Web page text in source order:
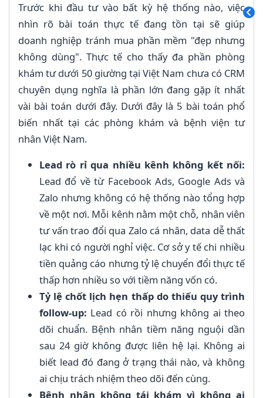
Trước khi đầu tư vào bất kỳ hệ thống nào, việc
nhìn rõ bài toán thực tế đang tồn tại sẽ giúp
doanh nghiệp tránh mua phần mềm "đẹp nhưng
không dùng". Thực tế cho thấy đa phần phòng
khám tư dưới 50 giường tại Việt Nam chưa có CRM
chuyên dụng nghĩa là phần lớn đang gặp ít nhất
vài bài toán dưới đây. Dưới đây là 5 bài toán phổ
biến nhất tại các phòng khám và bệnh viện tư
nhân Việt Nam.
Lead rò rỉ qua nhiều kênh không kết nối:
Lead đổ về từ Facebook Ads, Google Ads và
Zalo nhưng không có hệ thống nào tổng hợp
về một nơi. Mỗi kênh nằm một chỗ, nhân viên
tư vấn trao đổi qua Zalo cá nhân, data dễ thất
lạc khi có người nghỉ việc. Cơ sở y tế chi nhiều
tiền quảng cáo nhưng tỷ lệ chuyển đổi thực tế
thấp hơn nhiều so với tiềm năng vốn có.
Tỷ lệ chốt lịch hẹn thấp do thiếu quy trình
follow-up: Lead có rồi nhưng không ai theo
dõi chuẩn. Bệnh nhân tiềm năng nguội dần
sau 24 giờ không được liên hệ lại. Không ai
biết lead đó đang ở trạng thái nào, và không
ai chịu trách nhiệm theo dõi đến cùng.
Bệnh nhân không tái khám vì không ai